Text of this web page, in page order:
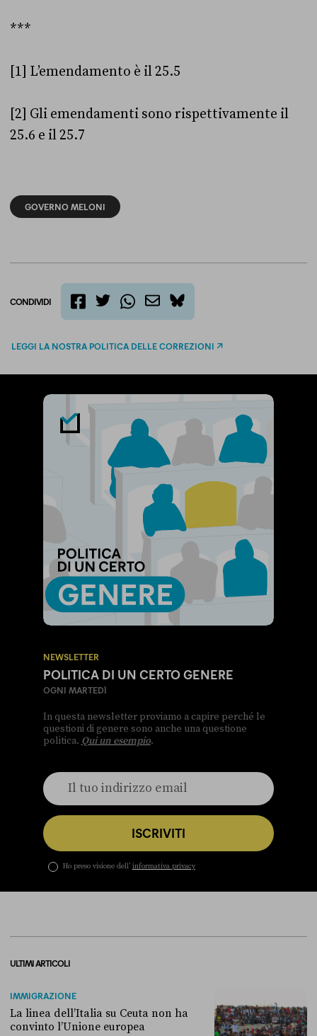
***
[1] L’emendamento è il 25.5
[2] Gli emendamenti sono rispettivamente il
25.6 e il 25.7
GOVERNO MELONI
CONDIVIDI
bluesky
LEGGI LA NOSTRA POLITICA DELLE CORREZIONI
NEWSLETTER
POLITICA DI UN CERTO GENERE
OGNI MARTEDÌ
In questa newsletter proviamo a capire perché le
questioni di genere sono anche una questione
politica. Qui un esempio.
ISCRIVITI
Ho preso visione dell’ informativa privacy
ULTIMI ARTICOLI
IMMIGRAZIONE
La linea dell’Italia su Ceuta non ha
convinto l’Unione europea